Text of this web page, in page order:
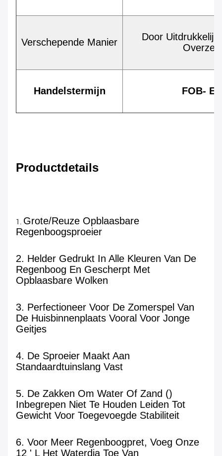
Verschepende Manier
Door
Handelstermijn FOB-
Productdetails
1. Grote/Reuze Opblaasbare
Regenboogsproeier
2. Helder Gedrukt In Alle Kleuren Van De
Regenboog En Gescherpt Met
Opblaasbare Wolken
3. Perfectioneer Voor De Zomerspel Van
De Huisbinnenplaats Vooral Voor Jonge
Geitjes
4. De Sproeier Maakt Aan
Standaardtuinslang Vast
5. De Zakken Om Water Of Zand ()
Inbegrepen Niet Te Houden Leiden Tot
Gewicht Voor Toegevoegde Stabiliteit
6. Voor Meer Regenboogpret, Voeg Onze
12 ' L Het Waterdia Toe Van